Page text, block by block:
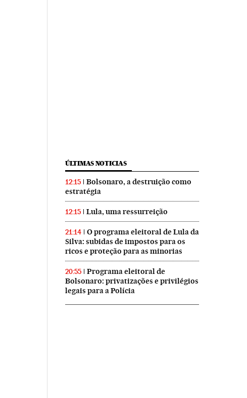
ÚLTIMAS NOTICIAS
12:15
Bolsonaro, a destruição como
estratégia
12:15 Lula, uma ressurreição
21:14
O programa eleitoral de Lula da
Silva: subidas de impostos para os
ricos e proteção para as minorias
20:55
Programa eleitoral de
Bolsonaro: privatizações e privilégios
legais para a Polícia